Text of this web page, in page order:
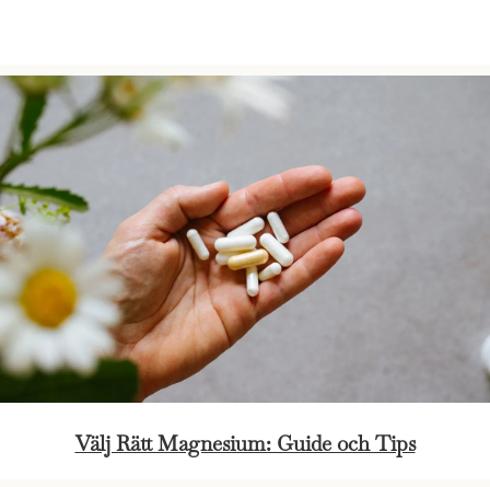
Välj Rätt Magnesium: Guide och Tips